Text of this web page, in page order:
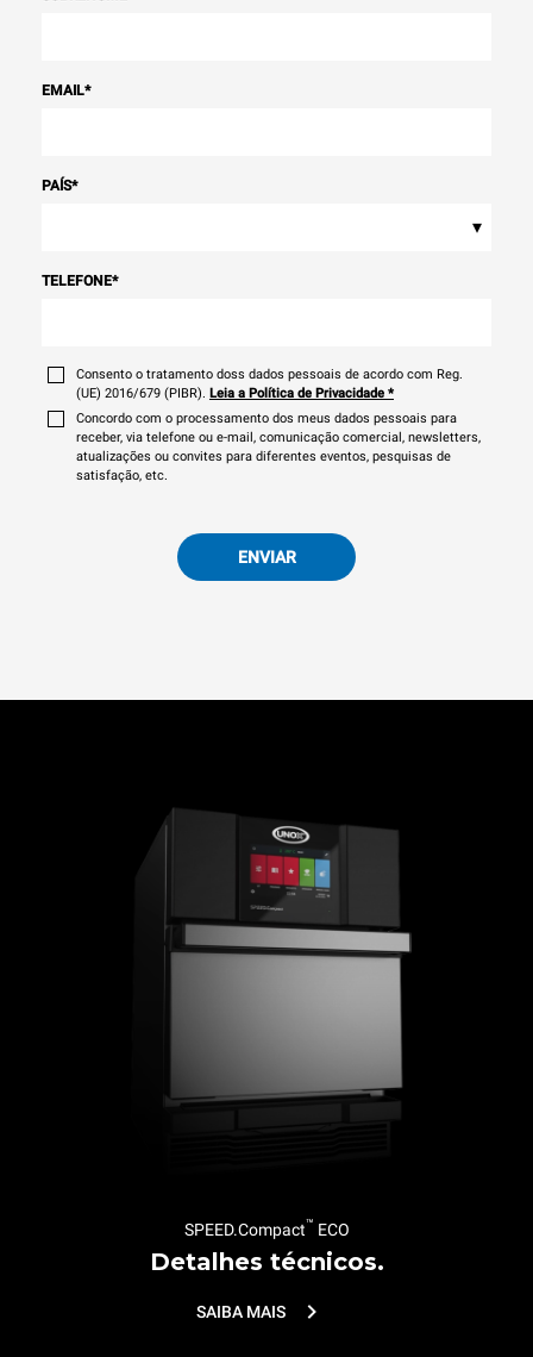
EMAIL*
PAÍS*
▾
TELEFONE*
Consento o tratamento doss dados pessoais de acordo com Reg.
(UE) 2016/679 (PIBR). Leia a Política de Privacidade *
Concordo com o processamento dos meus dados pessoais para
receber, via telefone ou e-mail, comunicação comercial, newsletters,
atualizações ou convites para diferentes eventos, pesquisas de
satisfação, etc.
ENVIAR
SPEED.Compact™ ECO
Detalhes técnicos.
SAIBA MAIS